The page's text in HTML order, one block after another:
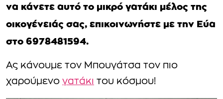
να κάνετε αυτό το μικρό γατάκι μέλος της
οικογένειάς σας, επικοινωνήστε με την Εύα
στο 6978481594.
Ας κάνουμε τον Μπουγάτσα τον πιο
χαρούμενο γατάκι του κόσμου!